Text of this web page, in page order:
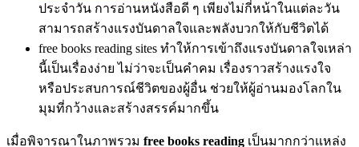
ประจำวัน การอ่านหนังสือดี ๆ เพียงไม่กี่หน้าในแต่ละวัน
สามารถสร้างแรงบันดาลใจและพลังบวกให้กับชีวิตได้
free books reading sites ทำให้การเข้าถึงแรงบันดาลใจเหล่า
นี้เป็นเรื่องง่าย ไม่ว่าจะเป็นคำคม เรื่องราวสร้างแรงใจ
หรือประสบการณ์ชีวิตของผู้อื่น ช่วยให้ผู้อ่านมองโลกใน
มุมที่กว้างและสร้างสรรค์มากขึ้น
เมื่อพิจารณาในภาพรวม free books reading เป็นมากกว่าแหล่ง